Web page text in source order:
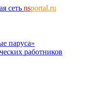
сеть nsportal.ru
паруса»
работников